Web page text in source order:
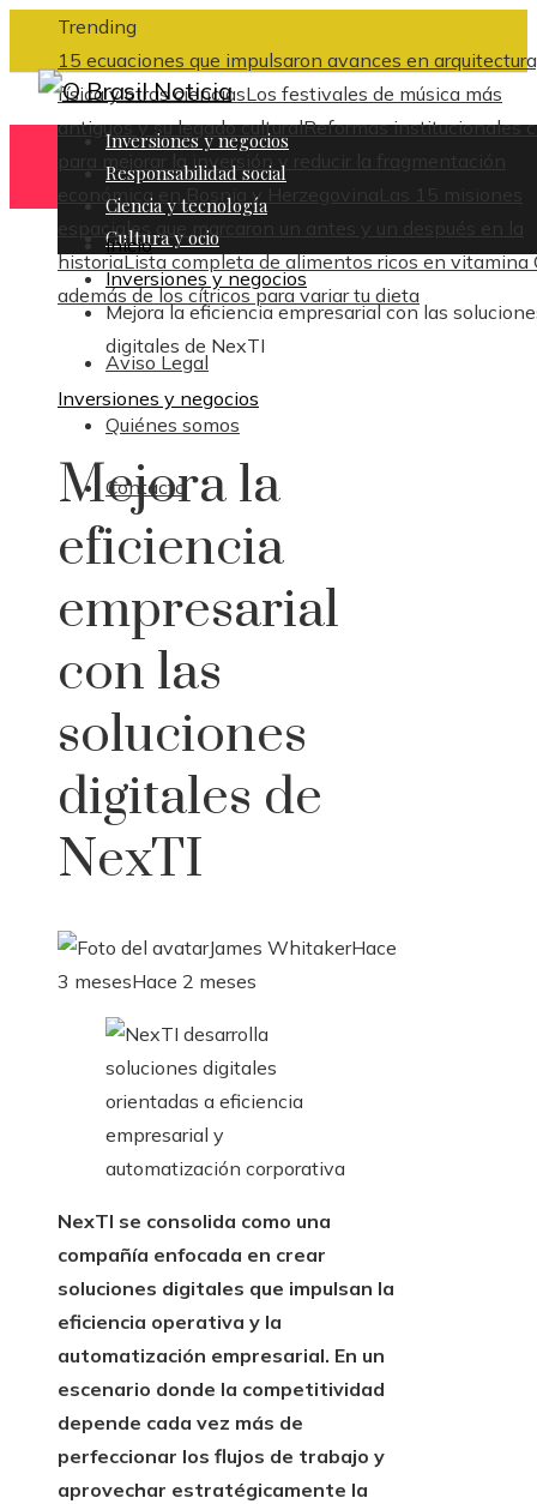
Trending
15 ecuaciones que impulsaron avances en
física y otras cienciasLos festivales de música más
antiguos y su legado culturalReformas institucionales
para mejorar la inversión y reducir la fragmentación
económica en Bosnia y Herzegovina
Las 15 misiones
espaciales que marcaron un antes y un después en la
historiaLista completa de alimentos ricos en vitamina
además de los cítricos para variar tu dieta
Aviso Legal
Quiénes somos
Contacto
Inversiones y negocios
Responsabilidad social
Ciencia y tecnología
Cultura y ocio
Inicio
Inversiones y negocios
Mejora la eficiencia empresarial con las
digitales de NexTI
Inversiones y negocios
Mejora la
eficiencia
empresarial
con las
soluciones
digitales de
NexTI
James WhitakerHace
3 mesesHace 2 meses
NexTI se consolida como una
compañía enfocada en crear
soluciones digitales que impulsan la
eficiencia operativa y la
automatización empresarial. En un
escenario donde la competitividad
depende cada vez más de
perfeccionar los flujos de trabajo y
aprovechar estratégicamente la